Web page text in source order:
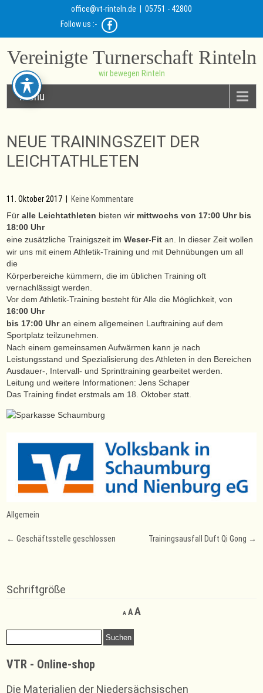
office@vt-rinteln.de | 05751 - 42800
Follow us :-
Vereinigte Turnerschaft Rinteln
wir bewegen Rinteln
Menu
NEUE TRAININGSZEIT DER
LEICHTATHLETEN
11. Oktober 2017
Keine Kommentare
Füralle Leichtathleten bieten wir mittwochs von 17:00 Uhr bis
18:00 Uhr
eine zusätzliche Trainigszeit im Weser-Fit an. In dieser Zeit wollen
wir uns mit einem Athletik-Training und mit Dehnübungen um all
die
Körperbereiche kümmern, die im üblichen Training oft
vernachlässigt werden.
Vor dem Athletik-Training besteht für Alle die Möglichkeit, von
16:00 Uhr
bis 17:00 Uhran einem allgemeinen Lauftraining auf dem
Sportplatz teilzunehmen.
Nach einem gemeinsamen Aufwärmen kann je nach
Leistungsstand und Spezialisierung des Athleten in den Bereichen
Ausdauer-, Intervall- und Sprinttraining gearbeitet werden.
Leitung und weitere Informationen: Jens Schaper
Das Training findet erstmals am 18. Oktober statt.
Allgemein
Post
← Geschäftsstelle geschlossen Trainingsausfall Duft Qi Gong →
Schriftgröße
A
Decrease
font
AReset
size.
AIncrease
Suchen
nach:
VTR - Online-shop
Die Materialien der Niedersächsischen